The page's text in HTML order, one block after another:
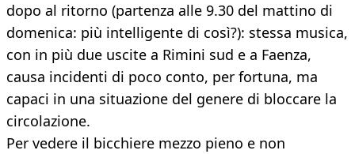
dopo al ritorno (partenza alle 9.30 del mattino di
domenica: più intelligente di così?): stessa musica,
con in più due uscite a Rimini sud e a Faenza,
causa incidenti di poco conto, per fortuna, ma
capaci in una situazione del genere di bloccare la
circolazione.
Per vedere il bicchiere mezzo pieno e non